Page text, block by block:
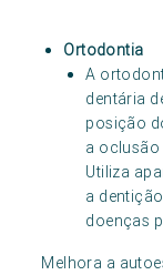
Ortodontia
A
dentária
posição
a oclusão
Utiliza
a
doenças
Melhora a